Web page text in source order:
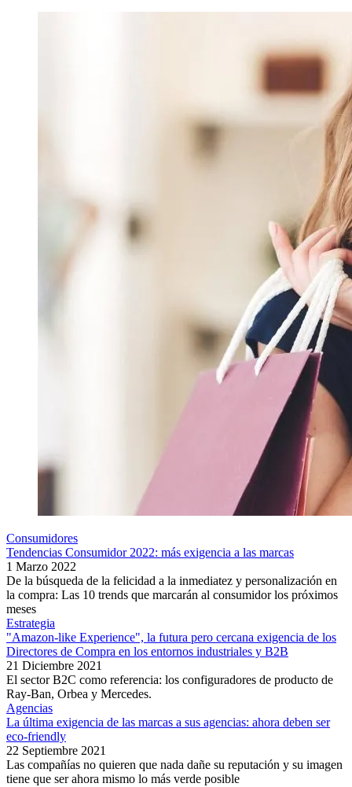
Consumidores
Tendencias Consumidor 2022: más exigencia a las marcas
1 Marzo 2022
De la búsqueda de la felicidad a la inmediatez y personalización en
la compra: Las 10 trends que marcarán al consumidor los próximos
meses
Estrategia
"Amazon-like Experience", la futura pero cercana exigencia de los
Directores de Compra en los entornos industriales y B2B
21 Diciembre 2021
El sector B2C como referencia: los configuradores de producto de
Ray-Ban, Orbea y Mercedes.
Agencias
La última exigencia de las marcas a sus agencias: ahora deben ser
eco-friendly
22 Septiembre 2021
Las compañías no quieren que nada dañe su reputación y su imagen
tiene que ser ahora mismo lo más verde posible